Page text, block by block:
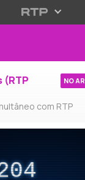
(RTP
com RTP
NO AR